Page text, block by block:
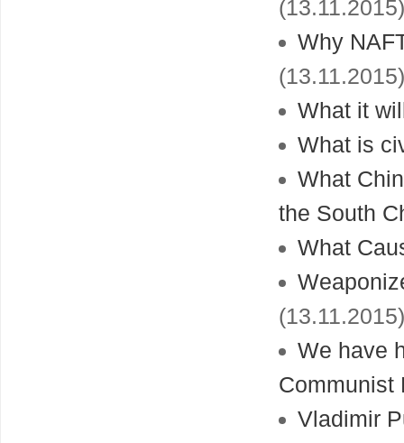
(13.11.2015)
Why
(13.11.2015)
What it
What is
What
the South
What
(13.11.2015)
We have
Communist
Vladimir